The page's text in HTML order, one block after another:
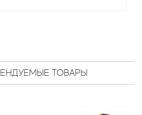
ТОВАРЫ